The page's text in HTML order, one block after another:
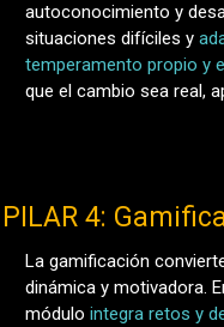
autoconocimiento y
situaciones difíciles y
temperamento propio y
que el cambio sea real,
PILAR 4:
La gamificación
dinámica y motivadora.
módulo integra retos y